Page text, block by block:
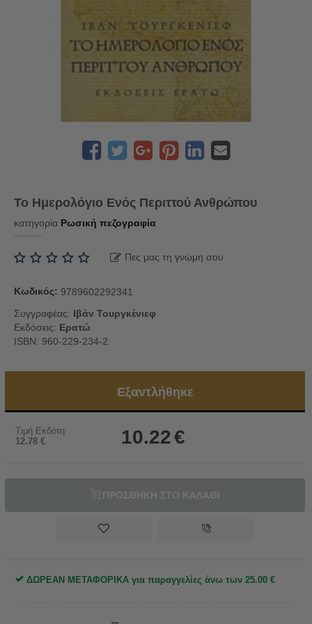
Το Ημερολόγιο Ενός Περιττού Ανθρώπου
κατηγορία Ρωσική πεζογραφία
Πες μας τη γνώμη σου
Κωδικός: 9789602292341
Συγγραφέας: Ιβάν Τουργκένιεφ
Εκδόσεις: Ερατώ
ISBN: 960-229-234-2
Εξαντλήθηκε
Τιμή Εκδότη
12.78 € 10.22€
ΠΡΟΣΘΗΚΗ ΣΤΟ ΚΑΛΑΘΙ
ΔΩΡΕΑΝ ΜΕΤΑΦΟΡΙΚΑ για παραγγελίες άνω των 25.00 €